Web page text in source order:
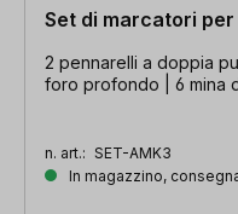
Set di marcatori per
2 pennarelli a doppia
foro profondo | 6 mina
n. art.: SET-AMK3
In magazzino,